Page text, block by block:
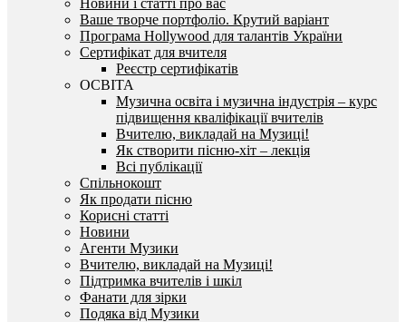
Новини і статті про вас
Ваше творче портфоліо. Крутий варіант
Програма Hollywood для талантів України
Сертифікат для вчителя
Реєстр сертифікатів
ОСВІТА
Музична освіта і музична індустрія – курс
підвищення кваліфікації вчителів
Вчителю, викладай на Музиці!
Як створити пісню-хіт – лекція
Всі публікації
Спільнокошт
Як продати пісню
Корисні статті
Новини
Агенти Музики
Вчителю, викладай на Музиці!
Підтримка вчителів і шкіл
Фанати для зірки
Подяка від Музики